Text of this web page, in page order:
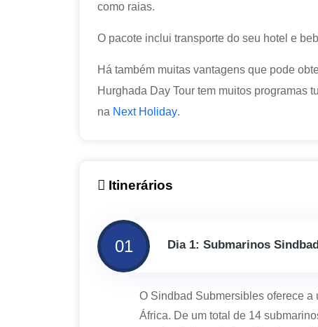
como raias.
O pacote inclui transporte do seu hotel e
Há também muitas vantagens que pode
Hurghada Day Tour tem muitos programas
na Next Holiday.
Itinerários
01 Dia 1: Submarinos
O Sindbad Submersibles oferece
África. De um total de 14